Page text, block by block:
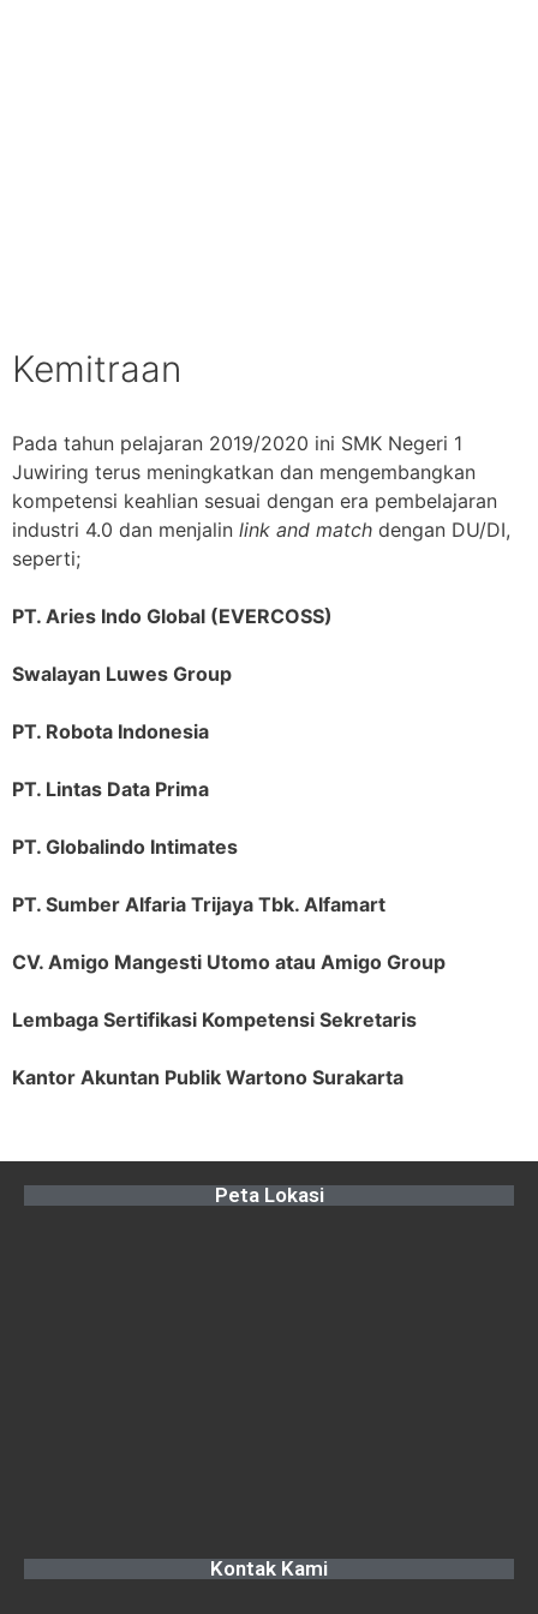
Kemitraan
Pada tahun pelajaran 2019/2020 ini SMK Negeri 1
Juwiring terus meningkatkan dan mengembangkan
kompetensi keahlian sesuai dengan era pembelajaran
industri 4.0 dan menjalin link and match dengan DU/DI,
seperti;
PT. Aries Indo Global (EVERCOSS)
Swalayan Luwes Group
PT. Robota Indonesia
PT. Lintas Data Prima
PT. Globalindo Intimates
PT. Sumber Alfaria Trijaya Tbk. Alfamart
CV. Amigo Mangesti Utomo atau Amigo Group
Lembaga Sertifikasi Kompetensi Sekretaris
Kantor Akuntan Publik Wartono Surakarta
Peta Lokasi
Kontak Kami